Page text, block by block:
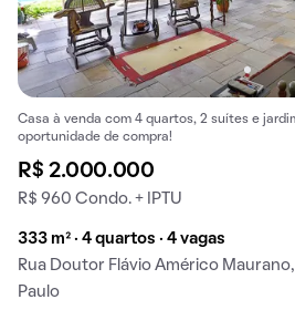
Casa à venda com 4 quartos, 2 suítes e
oportunidade de compra!
R$ 2.000.000
R$ 960 Condo. + IPTU
333 m² · 4 quartos · 4 vagas
Rua Doutor Flávio Américo
Paulo